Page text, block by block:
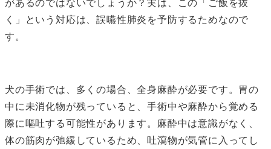
があるのではないでしょうか？実は、この「ご飯を抜
く」という対応は、誤嚥性肺炎を予防するためなので
す。
犬の手術では、多くの場合、全身麻酔が必要です。胃の
中に未消化物が残っていると、手術中や麻酔から覚める
際に嘔吐する可能性があります。麻酔中は意識がなく、
体の筋肉が弛緩しているため、吐瀉物が気管に入ってし